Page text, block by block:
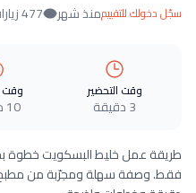
سجّل دخولك للتقييممنذ شهر 477 زيارات
وقت التحضير
3 دقيقة 10 دقيقة